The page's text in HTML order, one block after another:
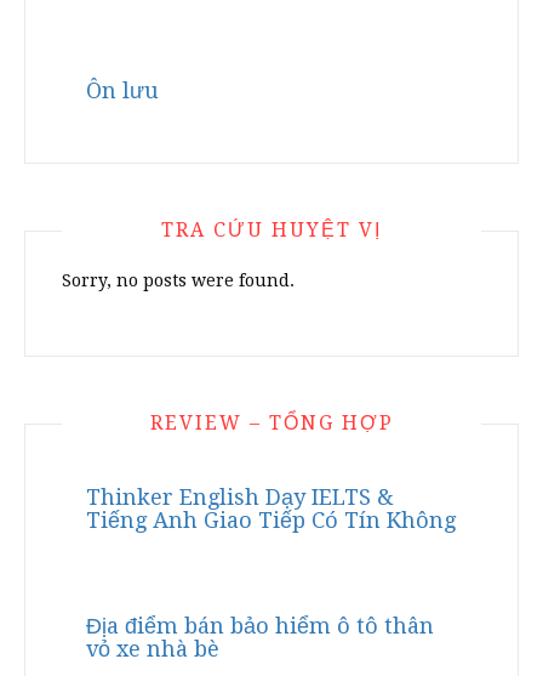
Ôn lưu
TRA CỨU HUYỆT VỊ
Sorry, no posts were found.
REVIEW – TỔNG HỢP
Thinker English Dạy IELTS &
Tiếng Anh Giao Tiếp Có Tín Không
Địa điểm bán bảo hiểm ô tô thân
vỏ xe nhà bè